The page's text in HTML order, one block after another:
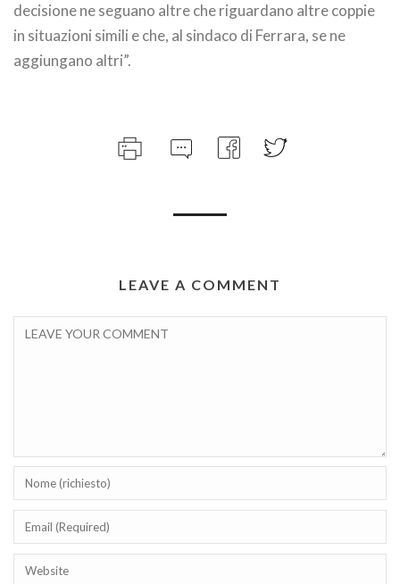
decisione ne seguano altre che riguardano altre coppie
in situazioni simili e che, al sindaco di Ferrara, se ne
aggiungano altri”.
LEAVE A COMMENT